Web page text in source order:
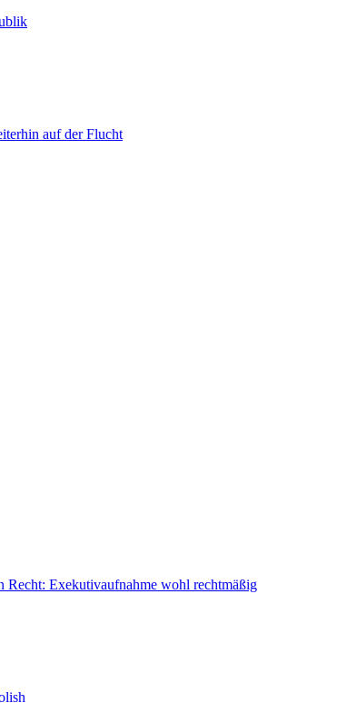
auf der Flucht
Recht: Exekutivaufnahme wohl rechtmäßig